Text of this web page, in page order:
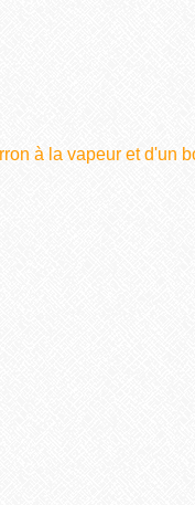
à la vapeur et d'un